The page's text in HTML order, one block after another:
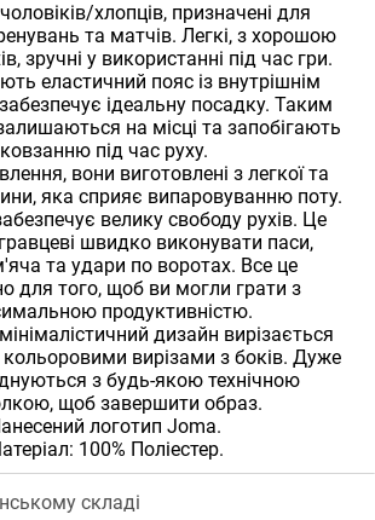
хлопців, призначені для
та матчів. Легкі, з хорошою
зручні у використанні під час гри.
еластичний пояс із внутрішнім
ідеальну посадку. Таким
на місці та запобігають
ковзанню під час руху.
вони виготовлені з легкої та
яка сприяє випаровуванню поту.
велику свободу рухів. Це
швидко виконувати паси,
та удари по воротах. Все це
для того, щоб ви могли грати з
продуктивністю.
дизайн вирізається
вирізами з боків. Дуже
з будь-якою технічною
щоб завершити образ.
логотип Joma.
100% Поліестер.
складі